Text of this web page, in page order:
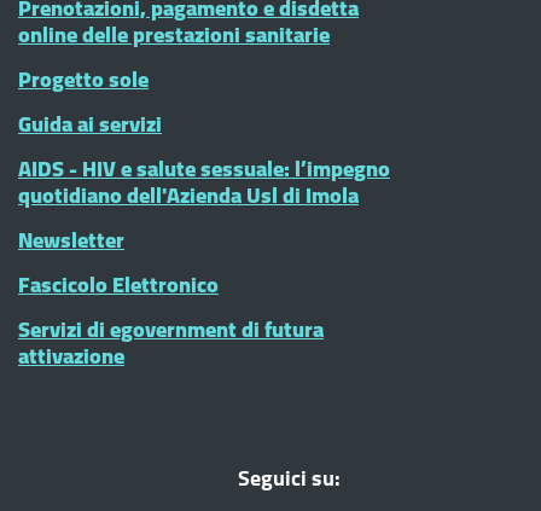
online delle prestazioni sanitarie
Progetto sole
Guida ai servizi
AIDS - HIV e salute sessuale: l’impegno
quotidiano dell'Azienda Usl di Imola
Newsletter
Fascicolo Elettronico
Servizi di egovernment di futura
attivazione
Seguici su: